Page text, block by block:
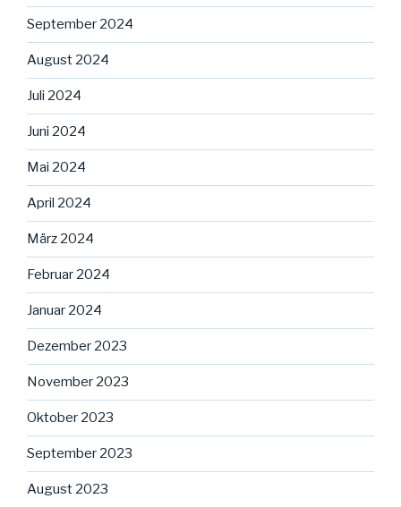
September 2024
August 2024
Juli 2024
Juni 2024
Mai 2024
April 2024
März 2024
Februar 2024
Januar 2024
Dezember 2023
November 2023
Oktober 2023
September 2023
August 2023